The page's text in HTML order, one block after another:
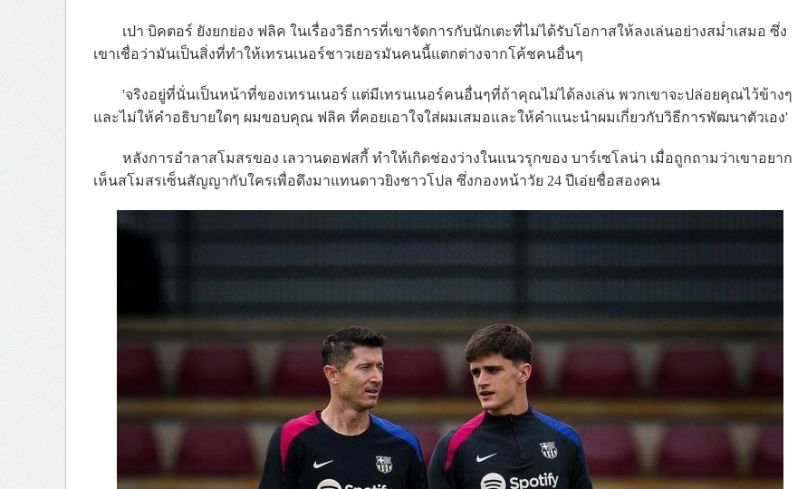
เปา บิคตอร์ ยังยกย่อง ฟลิค ในเรื่องวิธีการที่เขาจัดการกับนักเตะที่ไม่ได้รับโอกาสให้ลงเล่นอย่างสม่ำเสมอ ซึ่ง
เขาเชื่อว่ามันเป็นสิ่งที่ทำให้เทรนเนอร์ชาวเยอรมันคนนี้แตกต่างจากโค้ชคนอื่นๆ
'จริงอยู่ที่นั่นเป็นหน้าที่ของเทรนเนอร์ แต่มีเทรนเนอร์คนอื่นๆที่ถ้าคุณไม่ได้ลงเล่น พวกเขาจะปล่อยคุณไว้ข้างๆ
และไม่ให้คำอธิบายใดๆ ผมขอบคุณ ฟลิค ที่คอยเอาใจใส่ผมเสมอและให้คำแนะนำผมเกี่ยวกับวิธีการพัฒนาตัวเอง'
หลังการอำลาสโมสรของ เลวานดอฟสกี้ ทำให้เกิดช่องว่างในแนวรุกของ บาร์เซโลน่า เมื่อถูกถามว่าเขาอยาก
เห็นสโมสรเซ็นสัญญากับใครเพื่อดึงมาแทนดาวยิงชาวโปล ซึ่งกองหน้าวัย 24 ปีเอ่ยชื่อสองคน